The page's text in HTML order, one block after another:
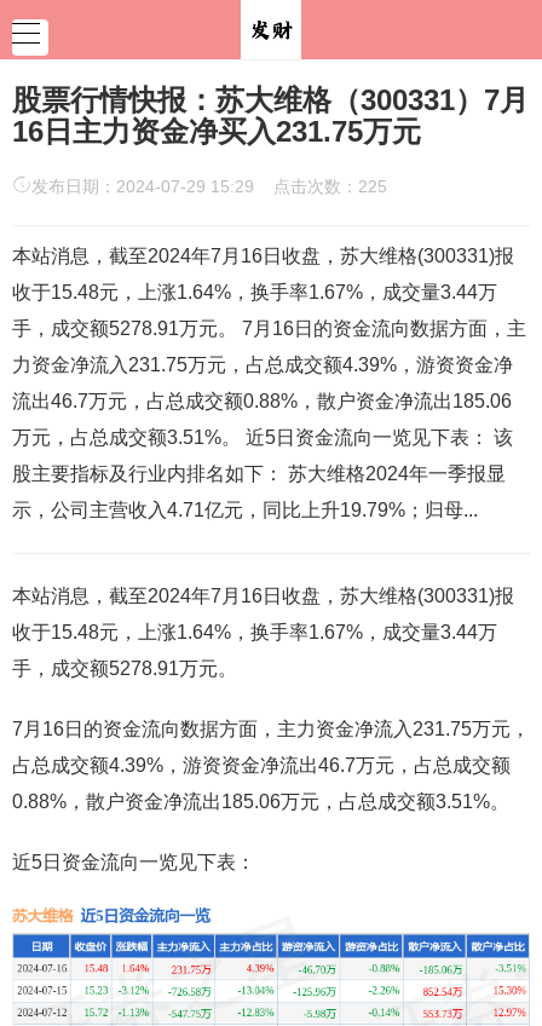
股票行情快报：苏大维格（300331）7月
16日主力资金净买入231.75万元
发布日期：2024-07-29 15:29 点击次数：225
本站消息，截至2024年7月16日收盘，苏大维格(300331)报
收于15.48元，上涨1.64%，换手率1.67%，成交量3.44万
手，成交额5278.91万元。 7月16日的资金流向数据方面，主
力资金净流入231.75万元，占总成交额4.39%，游资资金净
流出46.7万元，占总成交额0.88%，散户资金净流出185.06
万元，占总成交额3.51%。 近5日资金流向一览见下表： 该
股主要指标及行业内排名如下： 苏大维格2024年一季报显
示，公司主营收入4.71亿元，同比上升19.79%；归母...
本站消息，截至2024年7月16日收盘，苏大维格(300331)报
收于15.48元，上涨1.64%，换手率1.67%，成交量3.44万
手，成交额5278.91万元。
7月16日的资金流向数据方面，主力资金净流入231.75万元，
占总成交额4.39%，游资资金净流出46.7万元，占总成交额
0.88%，散户资金净流出185.06万元，占总成交额3.51%。
近5日资金流向一览见下表：